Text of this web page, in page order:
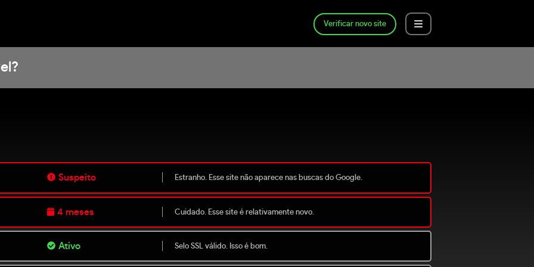
Verificar novo site
Suspeito Estranho. Esse site não aparece nas buscas do Google.
4 meses Cuidado. Esse site é relativamente novo.
Ativo Selo SSL válido. Isso é bom.